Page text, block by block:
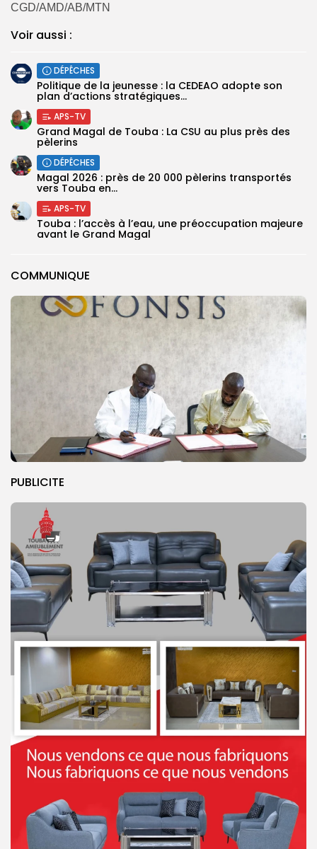
COMMUNIQUE
PUBLICITE
CGD/AMD/AB/MTN
Voir aussi :
DÉPÊCHES
Politique de la jeunesse : la CEDEAO adopte son
plan d’actions stratégiques...
APS-TV
Grand Magal de Touba : La CSU au plus près des
pèlerins
DÉPÊCHES
Magal 2026 : près de 20 000 pèlerins transportés
vers Touba en...
APS-TV
Touba : l’accès à l’eau, une préoccupation majeure
avant le Grand Magal